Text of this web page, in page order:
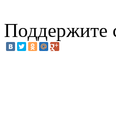
Поддержите